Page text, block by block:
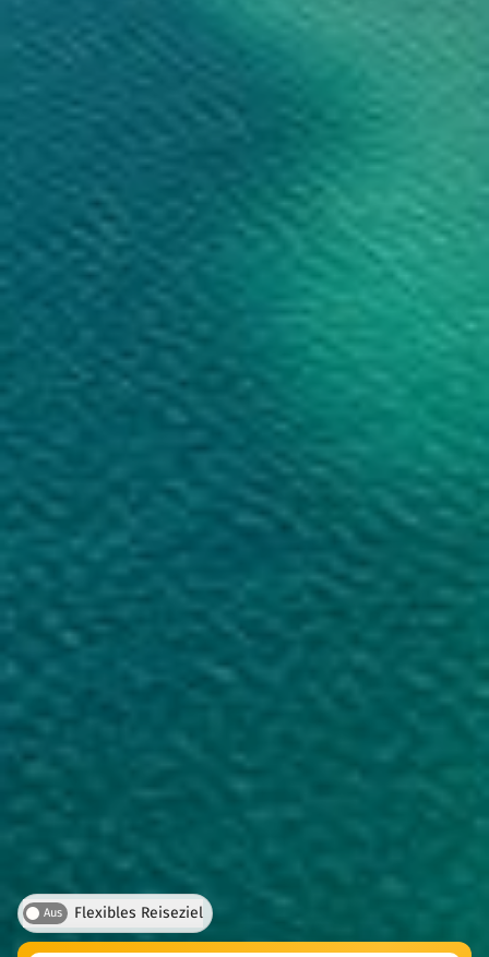
Aus Flexibles Reiseziel